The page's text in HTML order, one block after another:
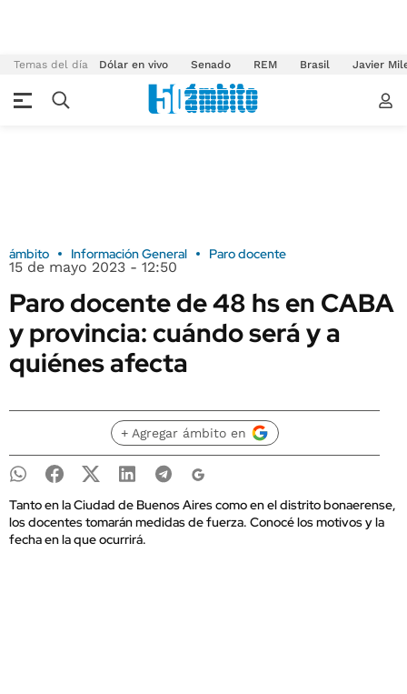
Temas del día Dólar en vivo Senado REM Brasil Javier
ámbito Información General Paro docente
15 de mayo 2023 - 12:50
Paro docente de 48 hs en CABA
y provincia: cuándo será y a
quiénes afecta
+ Agregar ámbito en
Tanto en la Ciudad de Buenos Aires como en el distrito bonaerense,
los docentes tomarán medidas de fuerza. Conocé los motivos y la
fecha en la que ocurrirá.